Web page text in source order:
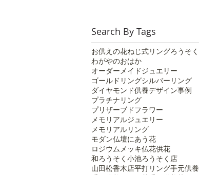
Search By Tags
お供えの花ねじ式リングろうそく
わがやのおはか
オーダーメイドジュエリー
ゴールドリングシルバーリング
ダイヤモンド供養デザイン事例
プラチナリング
プリザーブドフラワー
メモリアルジュエリー
メモリアルリング
モダン仏壇にあう花
ロジウムメッキ仏花供花
和ろうそく 小池ろうそく店
山田松香木店平打リング手元供養